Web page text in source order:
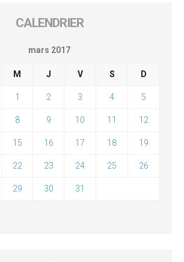
CALENDRIER
mars 2017
M J V S D
1 2 3 4 5
8 9 10 11 12
15 16 17 18 19
22 23 24 25 26
29 30 31